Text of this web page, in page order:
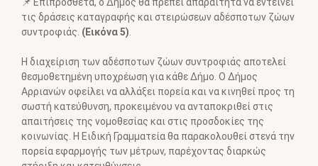
τις δράσεις καταγραφής και στειρώσεων αδέσποτων ζώων
συντροφιάς. (Εικόνα 5)
Η διαχείριση των αδέσποτων ζώων συντροφιάς αποτελεί
θεσμοθετημένη υποχρέωση για κάθε Δήμο. Ο Δήμος
Αρριανών οφείλει να αλλάξει πορεία και να κινηθεί προς τη
σωστή κατεύθυνση, προκειμένου να ανταποκριθεί στις
απαιτήσεις της νομοθεσίας και στις προσδοκίες της
κοινωνίας. Η Ειδική Γραμματεία θα παρακολουθεί στενά την
πορεία εφαρμογής των μέτρων, παρέχοντας διαρκώς